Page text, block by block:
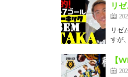
リ
リゼ
すが
【